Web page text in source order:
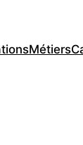
Métiers